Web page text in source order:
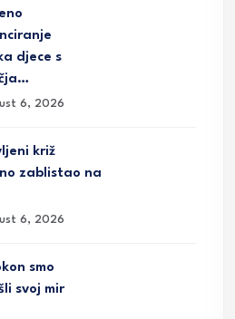
djece s
6, 2026
križ
zablistao na
6, 2026
smo
svoj mir